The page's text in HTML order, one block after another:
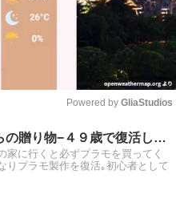
Mute
Powered by GliaStudios
おばあちゃんからの贈り物−４９歳で復活したプラモ魂
家に行くと必ずプラモを買ってく
りプラモ製作を復活｡初心者として